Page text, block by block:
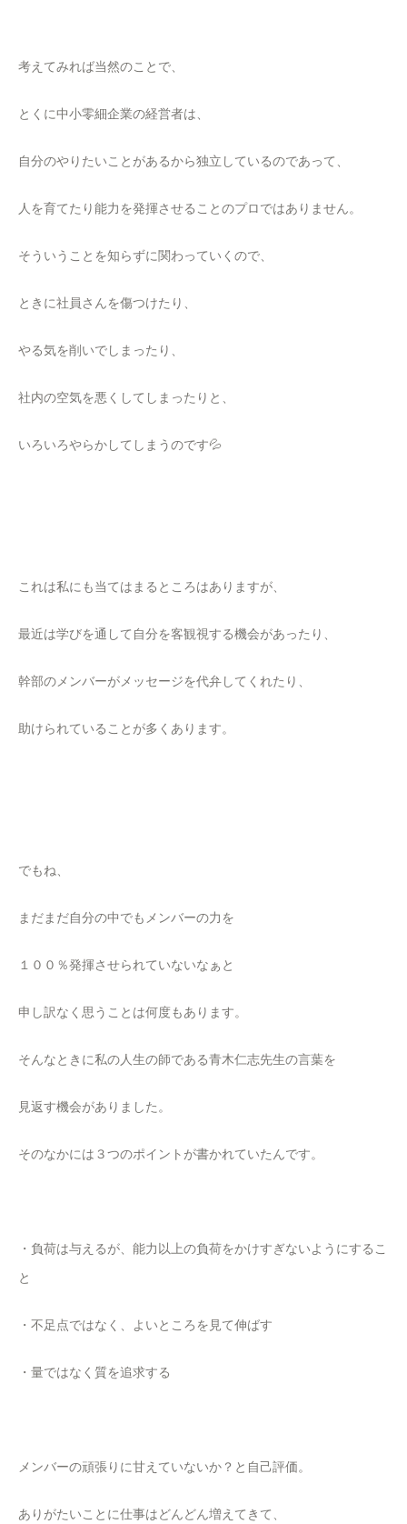
考えてみれば当然のことで、
とくに中小零細企業の経営者は、
自分のやりたいことがあるから独立しているのであって、
人を育てたり能力を発揮させることのプロではありません。
そういうことを知らずに関わっていくので、
ときに社員さんを傷つけたり、
やる気を削いでしまったり、
社内の空気を悪くしてしまったりと、
いろいろやらかしてしまうのです💦
これは私にも当てはまるところはありますが、
最近は学びを通して自分を客観視する機会があったり、
幹部のメンバーがメッセージを代弁してくれたり、
助けられていることが多くあります。
でもね、
まだまだ自分の中でもメンバーの力を
１００％発揮させられていないなぁと
申し訳なく思うことは何度もあります。
そんなときに私の人生の師である青木仁志先生の言葉を
見返す機会がありました。
そのなかには３つのポイントが書かれていたんです。
・負荷は与えるが、能力以上の負荷をかけすぎないようにするこ
と
・不足点ではなく、よいところを見て伸ばす
・量ではなく質を追求する
メンバーの頑張りに甘えていないか？と自己評価。
ありがたいことに仕事はどんどん増えてきて、